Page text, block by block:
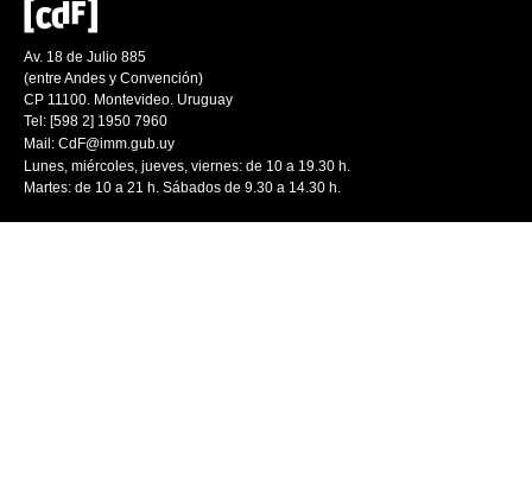
Av. 18 de Julio 885
(entre Andes y Convención)
CP 11100. Montevideo. Uruguay
Tel: [598 2] 1950 7960
Mail: CdF@imm.gub.uy
Lunes, miércoles, jueves, viernes: de 10 a 19.30 h.
Martes: de 10 a 21 h. Sábados de 9.30 a 14.30 h.